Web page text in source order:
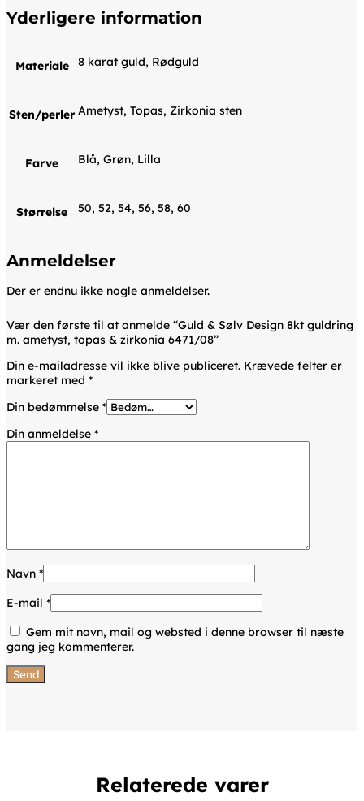
Yderligere information
Materiale 8 karat guld, Rødguld
Sten/perler Ametyst, Topas, Zirkonia sten
Farve Blå, Grøn, Lilla
Størrelse 50, 52, 54, 56, 58, 60
Anmeldelser
Der er endnu ikke nogle anmeldelser.
Vær den første til at anmelde “Guld & Sølv Design 8kt guldring
m. ametyst, topas & zirkonia 6471/08”
Din e-mailadresse vil ikke blive publiceret. Krævede felter er
markeret med *
Din bedømmelse *
Din anmeldelse *
Navn *
E-mail *
Gem mit navn, mail og websted i denne browser til næste
gang jeg kommenterer.
Relaterede varer